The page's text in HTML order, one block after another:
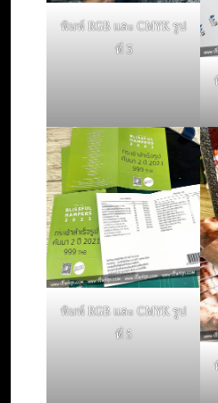
พิมพ์ RGB และ CMYK รูป
ที่ 3
พิมพ์ RGB และ CMYK รูป
ที่ 5